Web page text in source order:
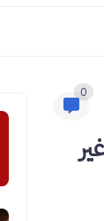
0